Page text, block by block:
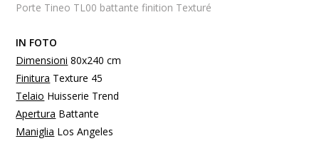
Porte Tineo TL00 battante finition Texturé
IN FOTO
Dimensioni 80x240 cm
Finitura Texture 45
Telaio Huisserie Trend
Apertura Battante
Maniglia Los Angeles